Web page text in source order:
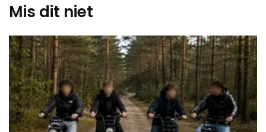
Mis dit niet